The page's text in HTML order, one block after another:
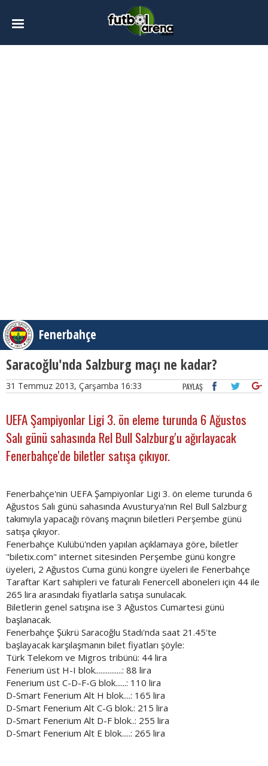
Fenerbahçe
Saracoğlu'nda Salzburg maçı ne kadar?
31 Temmuz 2013, Çarşamba 16:33 PAYLAŞ
UEFA Şampiyonlar Ligi 3. ön eleme turunda 6 Ağustos
Salı günü sahasında Rel Bull Salzburg'u ağırlayacak
Fenerbahçe'de biletler satışa çıkıyor.
Fenerbahçe'nin UEFA Şampiyonlar Ligi 3. ön eleme turunda 6
Ağustos Salı günü sahasında Avusturya'nın Rel Bull Salzburg
takımıyla yapacağı rövanş maçının biletleri Perşembe günü
satışa çıkıyor.
Fenerbahçe Kulübü'nden yapılan açıklamaya göre, biletler
"biletix.com" internet sitesinden Perşembe günü kongre
üyeleri, 2 Ağustos Cuma günü kongre üyeleri ile Fenerbahçe
Taraftar Kart sahipleri ve faturalı Fenercell aboneleri için 44 ile
265 lira arasındaki fiyatlarla satışa sunulacak.
Biletlerin genel satışına ise 3 Ağustos Cumartesi günü
başlanacak.
Fenerbahçe Şükrü Saracoğlu Stadı'nda saat 21.45'te
başlayacak karşılaşmanın bilet fiyatları şöyle:
Türk Telekom ve Migros tribünü: 44 lira
Fenerium üst H-I blok...............: 88 lira
Fenerium üst C-D-F-G blok......: 110 lira
D-Smart Fenerium Alt H blok....: 165 lira
D-Smart Fenerium Alt C-G blok.: 215 lira
D-Smart Fenerium Alt D-F blok..: 255 lira
D-Smart Fenerium Alt E blok.....: 265 lira